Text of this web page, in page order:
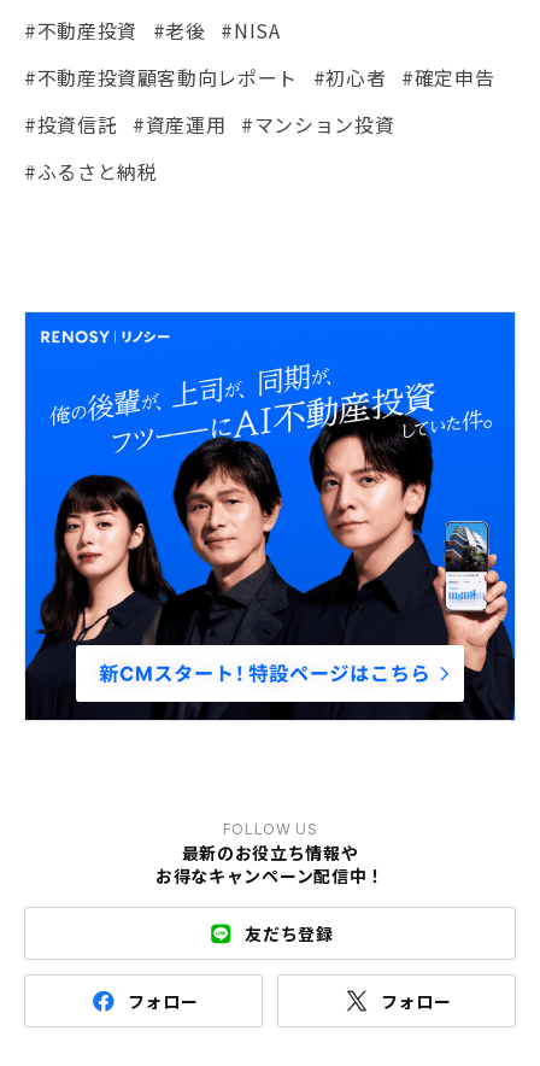
#不動産投資 #老後 #NISA
#不動産投資顧客動向レポート
#初心者
#確定申告
#投資信託
#資産運用
#マンション投資
#ふるさと納税
FOLLOW US
最新のお役立ち情報や
お得なキャンペーン配信中！
友だち登録
フォロー フォロー